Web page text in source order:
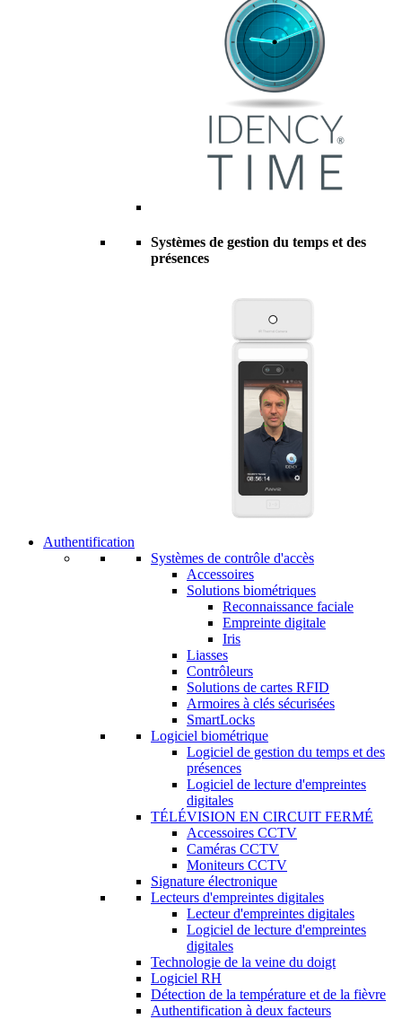
Systèmes de gestion du temps et des
présences
Authentification
Systèmes de contrôle d'accès
Accessoires
Solutions biométriques
Reconnaissance faciale
Empreinte digitale
Iris
Liasses
Contrôleurs
Solutions de cartes RFID
Armoires à clés sécurisées
SmartLocks
Logiciel biométrique
Logiciel de gestion du temps et des
présences
Logiciel de lecture d'empreintes
digitales
TÉLÉVISION EN CIRCUIT FERMÉ
Accessoires CCTV
Caméras CCTV
Moniteurs CCTV
Signature électronique
Lecteurs d'empreintes digitales
Lecteur d'empreintes digitales
Logiciel de lecture d'empreintes
digitales
Technologie de la veine du doigt
Logiciel RH
Détection de la température et de la fièvre
Authentification à deux facteurs